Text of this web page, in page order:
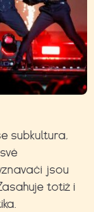
subkultura,
jsou
totiž i